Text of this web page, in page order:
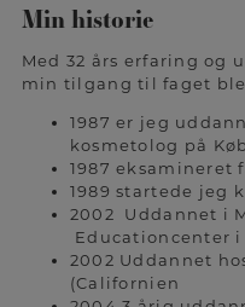
Min historie
Med 32 års erfaring og
min tilgang til faget
1987 er jeg
kosmetolog på
1987 eksamineret
1989 startede jeg
2002 Uddannet i
Educationcenter i
2002 Uddannet
(Californien